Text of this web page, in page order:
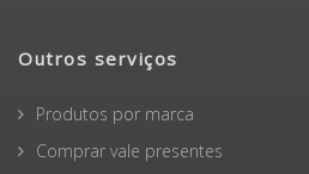
Outros serviços
Produtos por marca
Comprar vale presentes